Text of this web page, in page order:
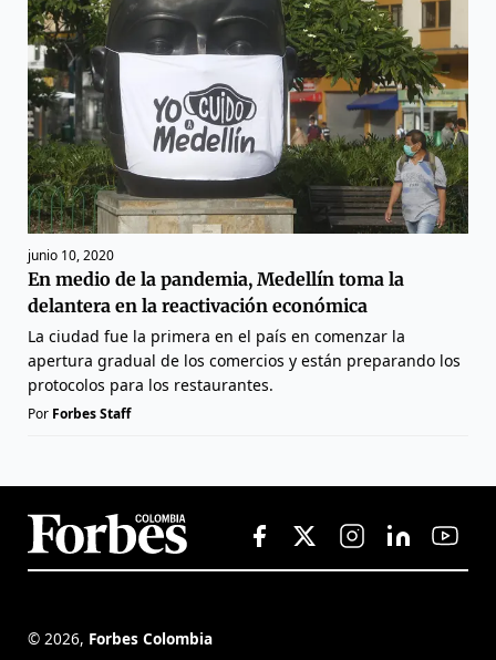
junio 10, 2020
En medio de la pandemia, Medellín toma la
delantera en la reactivación económica
La ciudad fue la primera en el país en comenzar la
apertura gradual de los comercios y están preparando los
protocolos para los restaurantes.
Por Forbes Staff
© 2026, Forbes Colombia